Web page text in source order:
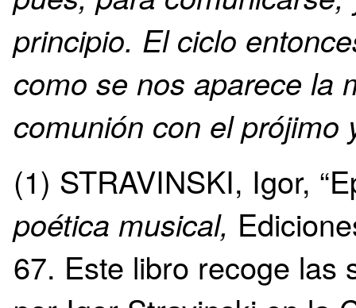
principio. El ciclo
como se nos aparece la
comunión con el prójimo
(1) STRAVINSKI, Igor,
poética musical,
67. Este libro recoge las